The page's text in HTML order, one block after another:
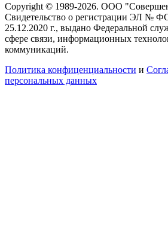
Copyright © 1989-2026. ООО
Свидетельство о регистрации ЭЛ №
25.12.2020 г., выдано Федеральной
сфере связи, информационных
коммуникаций.
Политика конфиценциальности и
персональных данных